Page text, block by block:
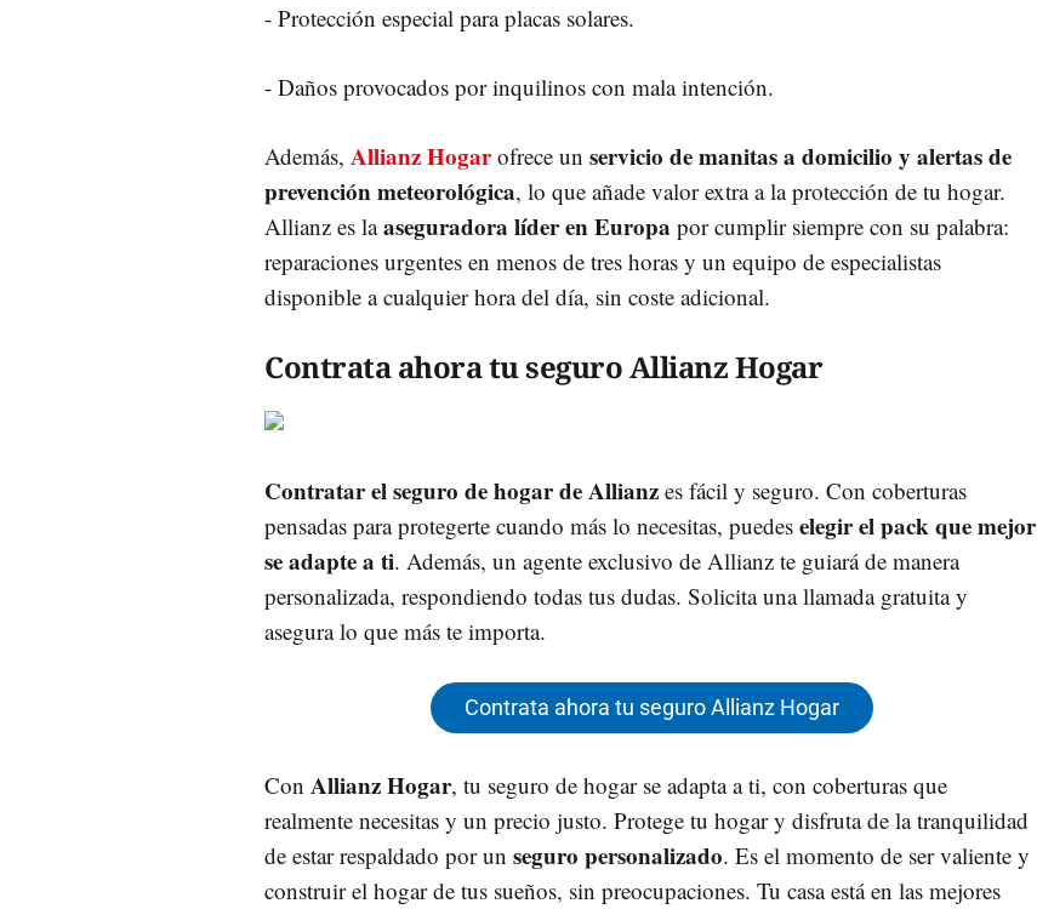
- Protección especial para placas solares.
- Daños provocados por inquilinos con mala intención.
Además, Allianz Hogarofrece un servicio de manitas a domicilio y alertas de
prevención meteorológica, lo que añade valor extra a la protección de tu hogar.
Allianz es laaseguradora líder en Europa por cumplir siempre con su palabra:
reparaciones urgentes en menos de tres horas y un equipo de especialistas
disponible a cualquier hora del día, sin coste adicional.
Contrata ahora tu seguro Allianz Hogar
Contratar el seguro de hogar de Allianz es fácil y seguro. Con coberturas
pensadas para protegerte cuando más lo necesitas, puedes elegir el pack que mejor
se adapte a ti. Además, un agente exclusivo de Allianz te guiará de manera
personalizada, respondiendo todas tus dudas. Solicita una llamada gratuita y
asegura lo que más te importa.
Contrata ahora tu seguro Allianz Hogar
Con Allianz Hogar, tu seguro de hogar se adapta a ti, con coberturas que
realmente necesitas y un precio justo. Protege tu hogar y disfruta de la tranquilidad
de estar respaldado por un seguro personalizado. Es el momento de ser valiente y
construir el hogar de tus sueños, sin preocupaciones. Tu casa está en las mejores